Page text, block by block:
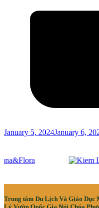
January 5, 2024January 6,
Trung tâm Du Lịch Và Giáo Dục